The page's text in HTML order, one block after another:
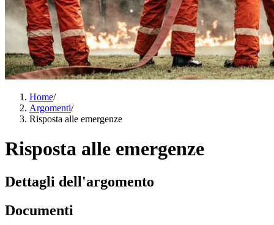
Home/
Argomenti/
Risposta alle emergenze
Risposta alle emergenze
Dettagli dell'argomento
Documenti